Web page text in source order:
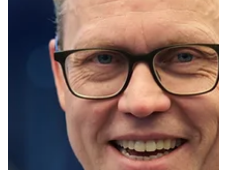
2 min lesing
Nyheter
Kraftig omsetningsvekst for
Kongsberg
Kongsberg økte omsetningen med 31 prosent til 10,4
milliarder kroner i andre kvartal, samtidig som
driftsresultatet steg til 1,7 milliarder. Til tross for sterke tall
falt aksjen over 7 prosent på Oslo Børs etter at investorene